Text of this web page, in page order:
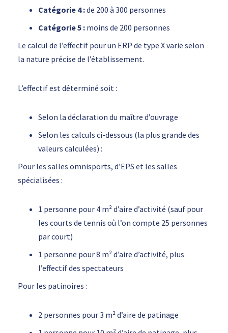
Catégorie 4 :de 200 à 300 personnes
Catégorie 5 : moins de 200 personnes
Le calcul de l’effectif pour un ERP de type X varie selon
la nature précise de l’établissement.
L’effectif est déterminé soit :
Selon la déclaration du maître d’ouvrage
Selon les calculs ci-dessous (la plus grande des
valeurs calculées) :
Pour les salles omnisports, d’EPS et les salles
spécialisées :
1 personne pour 4 m² d’aire d’activité (sauf pour
les courts de tennis où l’on compte 25 personnes
par court)
1 personne pour 8 m² d’aire d’activité, plus
l’effectif des spectateurs
Pour les patinoires :
2 personnes pour 3 m² d’aire de patinage